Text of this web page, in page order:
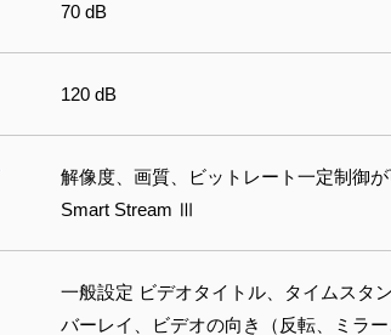
70 dB
120 dB
解像度、画質、ビットレート一定制御が
Smart Stream Ⅲ
一般設定 ビデオタイトル、タイムスタ
バーレイ、ビデオの向き（反転、ミラ